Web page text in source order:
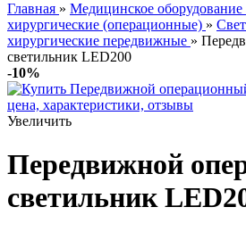
Главная » Медицинское оборудование
хирургические (операционные) »
хирургические передвижные »
светильник LED200
-10%
Увеличить
Передвижной
светильник